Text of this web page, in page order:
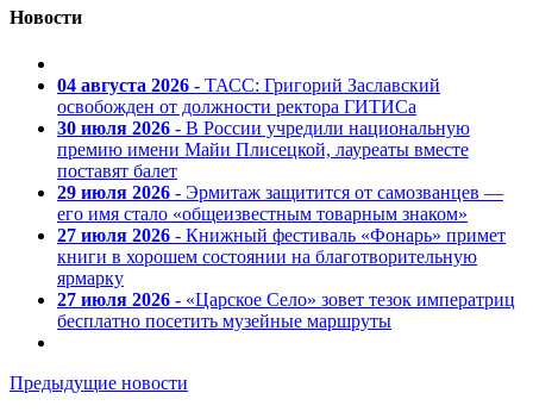
Новости
04 августа 2026 - ТАСС: Григорий Заславский
освобожден от должности ректора ГИТИСа
30 июля 2026 - В России учредили национальную
премию имени Майи Плисецкой, лауреаты вместе
поставят балет
29 июля 2026 - Эрмитаж защитится от самозванцев —
его имя стало «общеизвестным товарным знаком»
27 июля 2026 - Книжный фестиваль «Фонарь» примет
книги в хорошем состоянии на благотворительную
ярмарку
27 июля 2026 - «Царское Село» зовет тезок императриц
бесплатно посетить музейные маршруты
Предыдущие новости